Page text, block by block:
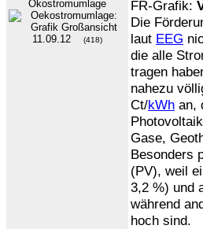
Ökostromumlage
11.09.12 (418)
FR-Grafik:
Die
laut EEG
die alle
tragen
nahezu
Ct/kWh an,
Gase,
Besonders
(PV), weil
3,2 %) und
während
hoch sind.